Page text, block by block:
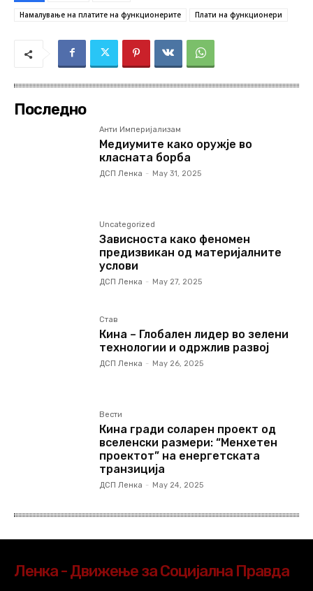
Намалување на платите на функционерите
Плати на функционери
Последно
Анти Империјализам
Медиумите како оружје во
класната борба
ДСП Ленка - May 31, 2025
Uncategorized
Зависноста како феномен
предизвикан од материјалните
услови
ДСП Ленка - May 27, 2025
Став
Кина – Глобален лидер во зелени
технологии и одржлив развој
ДСП Ленка - May 26, 2025
Вести
Кина гради соларен проект од
вселенски размери: “Менхетен
проектот” на енергетската
транзиција
ДСП Ленка - May 24, 2025
Ленка - Движење за Социјална Правда